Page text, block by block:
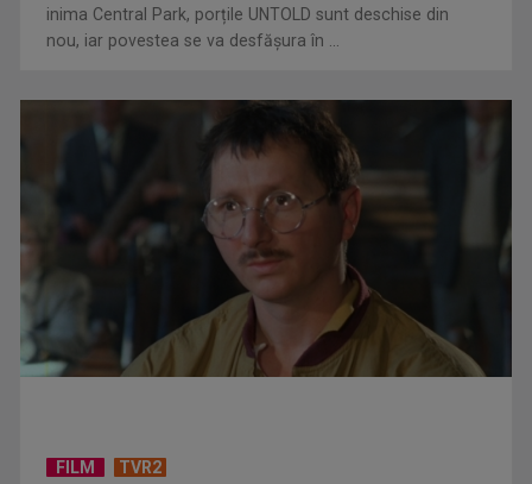
Piesa Angelei Similea „După noapte vine zi” – pe podium şi
acum în inimile ...
inima Central Park, porțile UNTOLD sunt deschise din
nou, iar povestea se va desfășura în ...
FILM TVR2